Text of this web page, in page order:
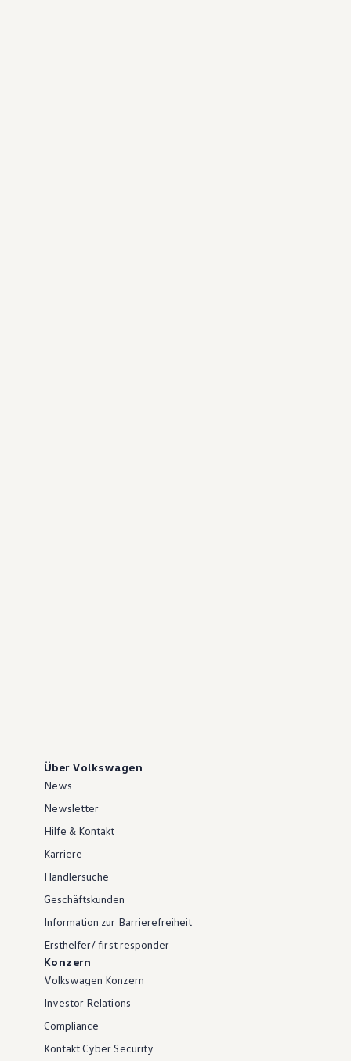
Über Volkswagen
News
Newsletter
Hilfe & Kontakt
Karriere
Händlersuche
Geschäftskunden
Information zur Barrierefreiheit
Ersthelfer/ first responder
Konzern
Volkswagen Konzern
Investor Relations
Compliance
Kontakt Cyber Security